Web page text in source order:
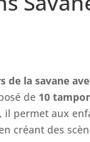
de la savane
de 10
il permet aux
créant des